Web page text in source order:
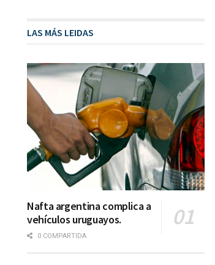
LAS MÁS LEIDAS
Nafta argentina complica a
vehículos uruguayos.
0 COMPARTIDA